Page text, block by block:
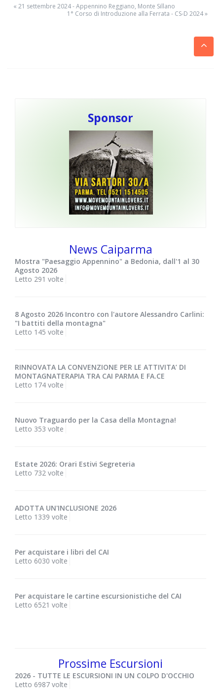
« 21 settembre 2024 - Appennino Reggiano, Monte Sillano
1° Corso di Introduzione alla Ferrata - CS-D 2024 »
Sponsor
News Caiparma
Mostra "Paesaggio Appennino" a Bedonia, dall'1 al 30
Agosto 2026
Letto 291 volte
8 Agosto 2026 Incontro con l'autore Alessandro Carlini:
"I battiti della montagna"
Letto 145 volte
RINNOVATA LA CONVENZIONE PER LE ATTIVITA’ DI
MONTAGNATERAPIA TRA CAI PARMA E FA.CE
Letto 174 volte
Nuovo Traguardo per la Casa della Montagna!
Letto 353 volte
Estate 2026: Orari Estivi Segreteria
Letto 732 volte
ADOTTA UN'INCLUSIONE 2026
Letto 1339 volte
Per acquistare i libri del CAI
Letto 6030 volte
Per acquistare le cartine escursionistiche del CAI
Letto 6521 volte
Prossime Escursioni
2026 - TUTTE LE ESCURSIONI IN UN COLPO D'OCCHIO
Letto 6987 volte